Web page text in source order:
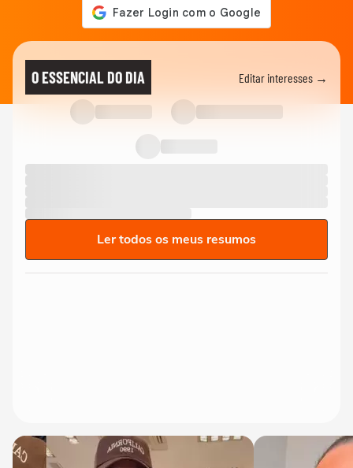
O ESSENCIAL DO DIA Editar interesses →
Ler todos os meus resumos